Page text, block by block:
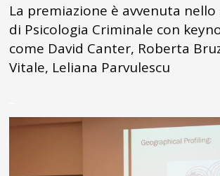
La premiazione è avvenuta nello
di Psicologia Criminale con
come David Canter, Roberta
Vitale, Leliana Parvulescu